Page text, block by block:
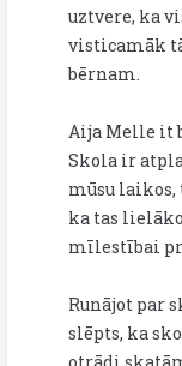
uztvere, ka
visticamāk
bērnam.
Aija Melle it
Skola ir
mūsu laikos,
ka tas
mīlestībai
Runājot par
slēpts, ka
otrādi